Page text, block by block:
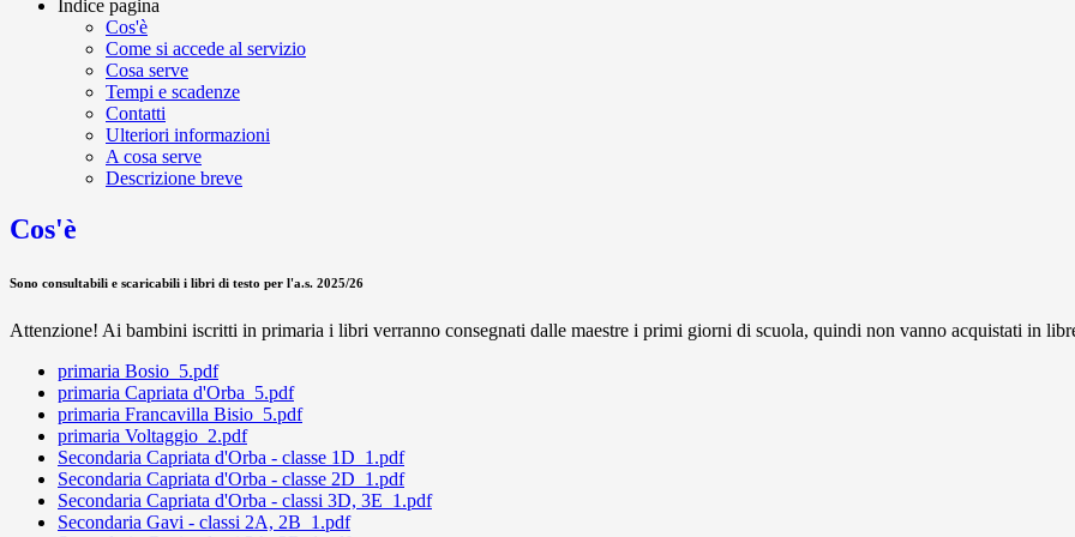
Indice pagina
Cos'è
Come si accede al servizio
Cosa serve
Tempi e scadenze
Contatti
Ulteriori informazioni
A cosa serve
Descrizione breve
Cos'è
Sono consultabili e scaricabili i libri di testo per l'a.s. 2025/26
Attenzione! Ai bambini iscritti in primaria i libri verranno consegnati dalle maestre i primi giorni di scuola, quindi non vanno acquistati in
primaria Bosio_5.pdf
primaria Capriata d'Orba_5.pdf
primaria Francavilla Bisio_5.pdf
primaria Voltaggio_2.pdf
Secondaria Capriata d'Orba - classe 1D_1.pdf
Secondaria Capriata d'Orba - classe 2D_1.pdf
Secondaria Capriata d'Orba - classi 3D, 3E_1.pdf
Secondaria Gavi - classi 2A, 2B_1.pdf